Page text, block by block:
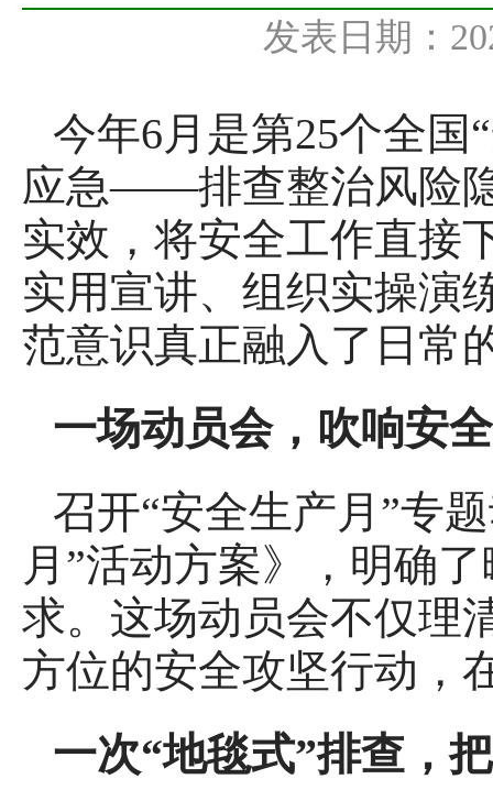
发表日期：
今年6月是第25个全国
应急——排查整治风险
实效，将安全工作直接
实用宣讲、组织实操演
范意识真正融入了日常
一场动员会，吹响安
召开“安全生产月”专
月”活动方案》，明确
求。这场动员会不仅理
方位的安全攻坚行动，
一次“地毯式”排查，